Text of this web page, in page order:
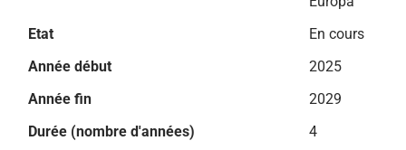
Etat
En cours
Année début
2025
Année fin
2029
Durée (nombre d'années)
4